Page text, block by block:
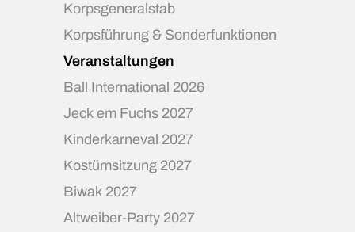
Korpsgeneralstab
Korpsführung & Sonderfunktionen
Veranstaltungen
Ball International 2026
Jeck em Fuchs 2027
Kinderkarneval 2027
Kostümsitzung 2027
Biwak 2027
Altweiber-Party 2027